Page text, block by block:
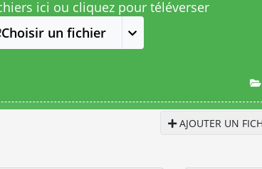
ici ou cliquez pour téléverser
Choisir un fichier
AJOUTER UN